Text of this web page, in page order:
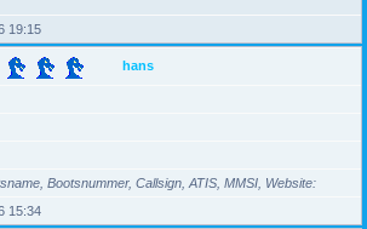
19:15
hans
Bootsnummer, Callsign, ATIS, MMSI, Website
15:34